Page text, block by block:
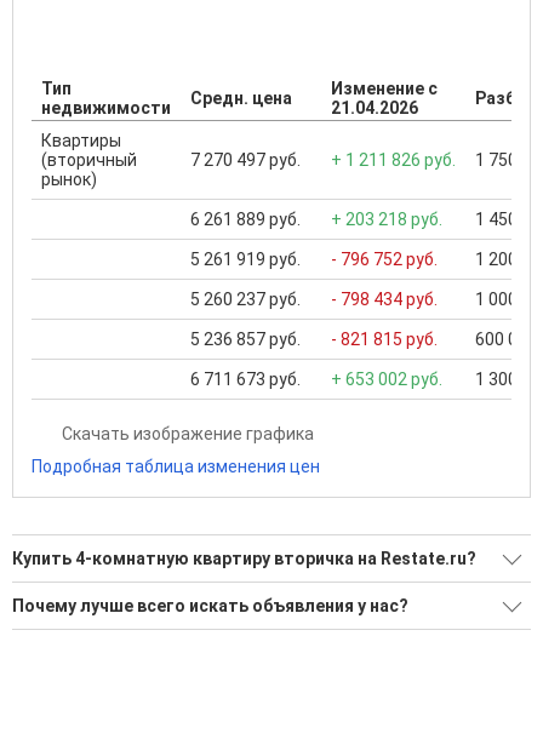
Тип
недвижимости
Средн. цена
Изменение с
21.04.2026
Квартиры
(вторичный
рынок)
7 270 497 руб. + 1 211 826 руб. 1 750
6 261 889 руб. + 203 218 руб. 1 450
5 261 919 руб. - 796 752 руб. 1 200
5 260 237 руб. - 798 434 руб. 1 000
5 236 857 руб. - 821 815 руб. 600 000
6 711 673 руб. + 653 002 руб. 1 300
Скачать изображение графика
Подробная таблица изменения цен
Купить 4-комнатную квартиру вторичка на Restate.ru?
Ищите, как Купить 4-комнатную квартиру вторичка?
45 актуальных и проверенных объявлений
Почему лучше всего искать объявления у нас?